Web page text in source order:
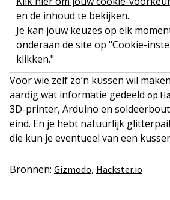
en de inhoud te bekijken.
Je kan jouw keuzes op elk
onderaan de site op "Cookie-
klikken."
Voor wie zelf zo’n kussen wil
aardig wat informatie gedeeld op
3D-printer, Arduino en
eind. En je hebt natuurlijk
die kun je eventueel van een
Bronnen: Gizmodo, Hackster.io